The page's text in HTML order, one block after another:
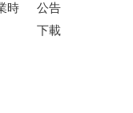
時
公告
下載